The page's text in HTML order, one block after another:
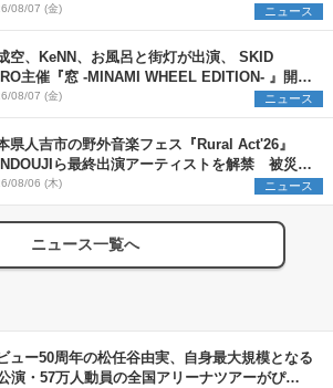
08/07 (金) ニュース
空、KeNN、お風呂と街灯が出演、 SKID
主催『窓 -MINAMI WHEEL EDITION- 』開催
08/07 (金) ニュース
県人吉市の野外音楽フェス『Rural Act'26』
ら最終出演アーティストを解禁 被災地
プロジェクトの始動も発表
08/06 (木) ニュース
ニュース一覧へ
ュー50周年の松任谷由実、自身最大規模となる
演・57万人動員の全国アリーナツアーがぴあ